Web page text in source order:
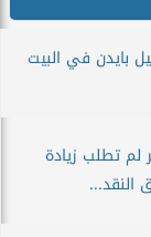
بايدن في البيت
لم تطلب زيادة
النقد...